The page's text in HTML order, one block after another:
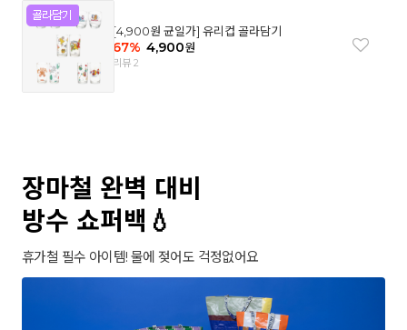
[4,900원 균일가] 유리컵 골라담기
67% 4,900원
리뷰 2
장마철 완벽 대비
방수 쇼퍼백💧
휴가철 필수 아이템! 물에 젖어도 걱정없어요